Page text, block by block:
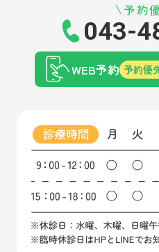
予約
043-
WEB予約 予約優